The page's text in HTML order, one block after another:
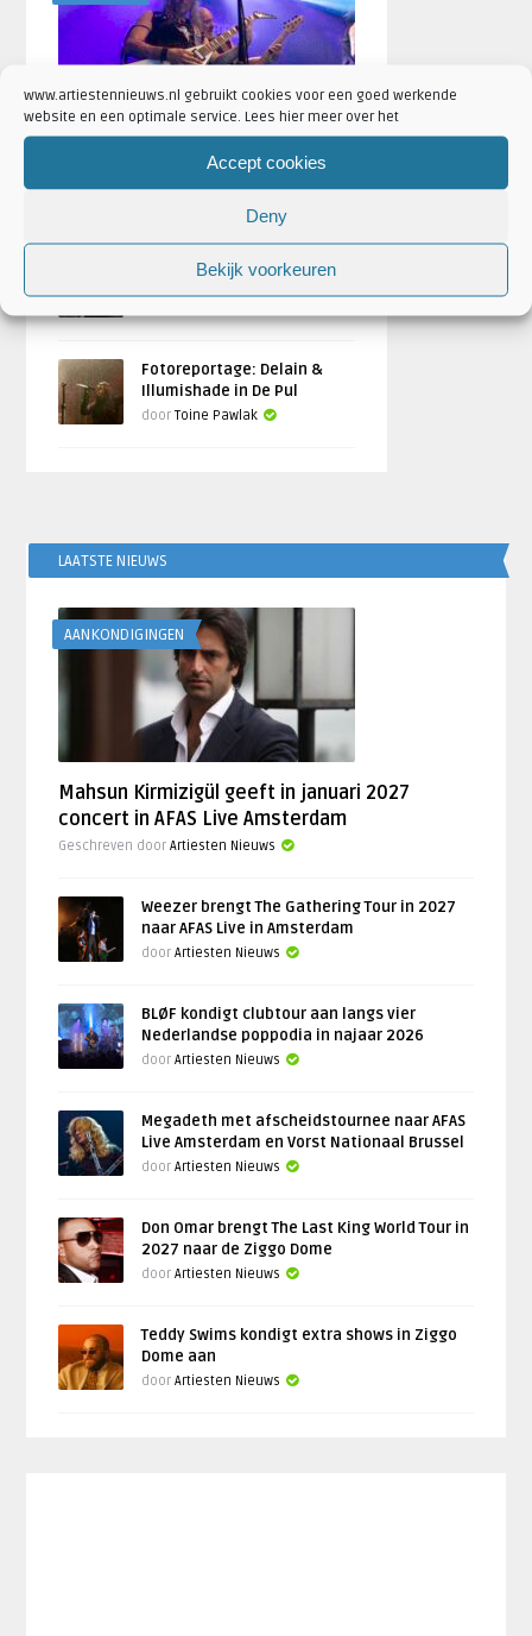
www.artiestennieuws.nl gebruikt cookies voor een goed werkende
website en een optimale service. Lees hier meer over het
Accept cookies
Deny
Bekijk voorkeuren
Fotoreportage: Serenity +
Temperance in De Pul, Uden
Fotoreportage: Delain &
Illumishade in De Pul
doorToine Pawlak
LAATSTE NIEUWS
AANKONDIGINGEN
Mahsun Kirmizigül geeft in januari 2027
concert in AFAS Live Amsterdam
Geschreven doorArtiesten Nieuws
Weezer brengt The Gathering Tour in 2027
naar AFAS Live in Amsterdam
doorArtiesten Nieuws
BLØF kondigt clubtour aan langs vier
Nederlandse poppodia in najaar 2026
doorArtiesten Nieuws
Megadeth met afscheidstournee naar AFAS
Live Amsterdam en Vorst Nationaal Brussel
doorArtiesten Nieuws
Don Omar brengt The Last King World Tour in
2027 naar de Ziggo Dome
doorArtiesten Nieuws
Teddy Swims kondigt extra shows in Ziggo
Dome aan
doorArtiesten Nieuws